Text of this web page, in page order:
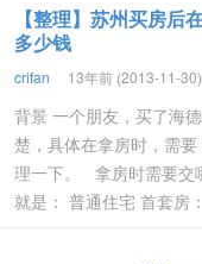
【整理】苏州买房后
多少钱
crifan 13年前 (2013-11-30)
背景 一个朋友，买了海
楚，具体在拿房时，需
理一下。 拿房时需要交
就是： 普通住宅 首套房